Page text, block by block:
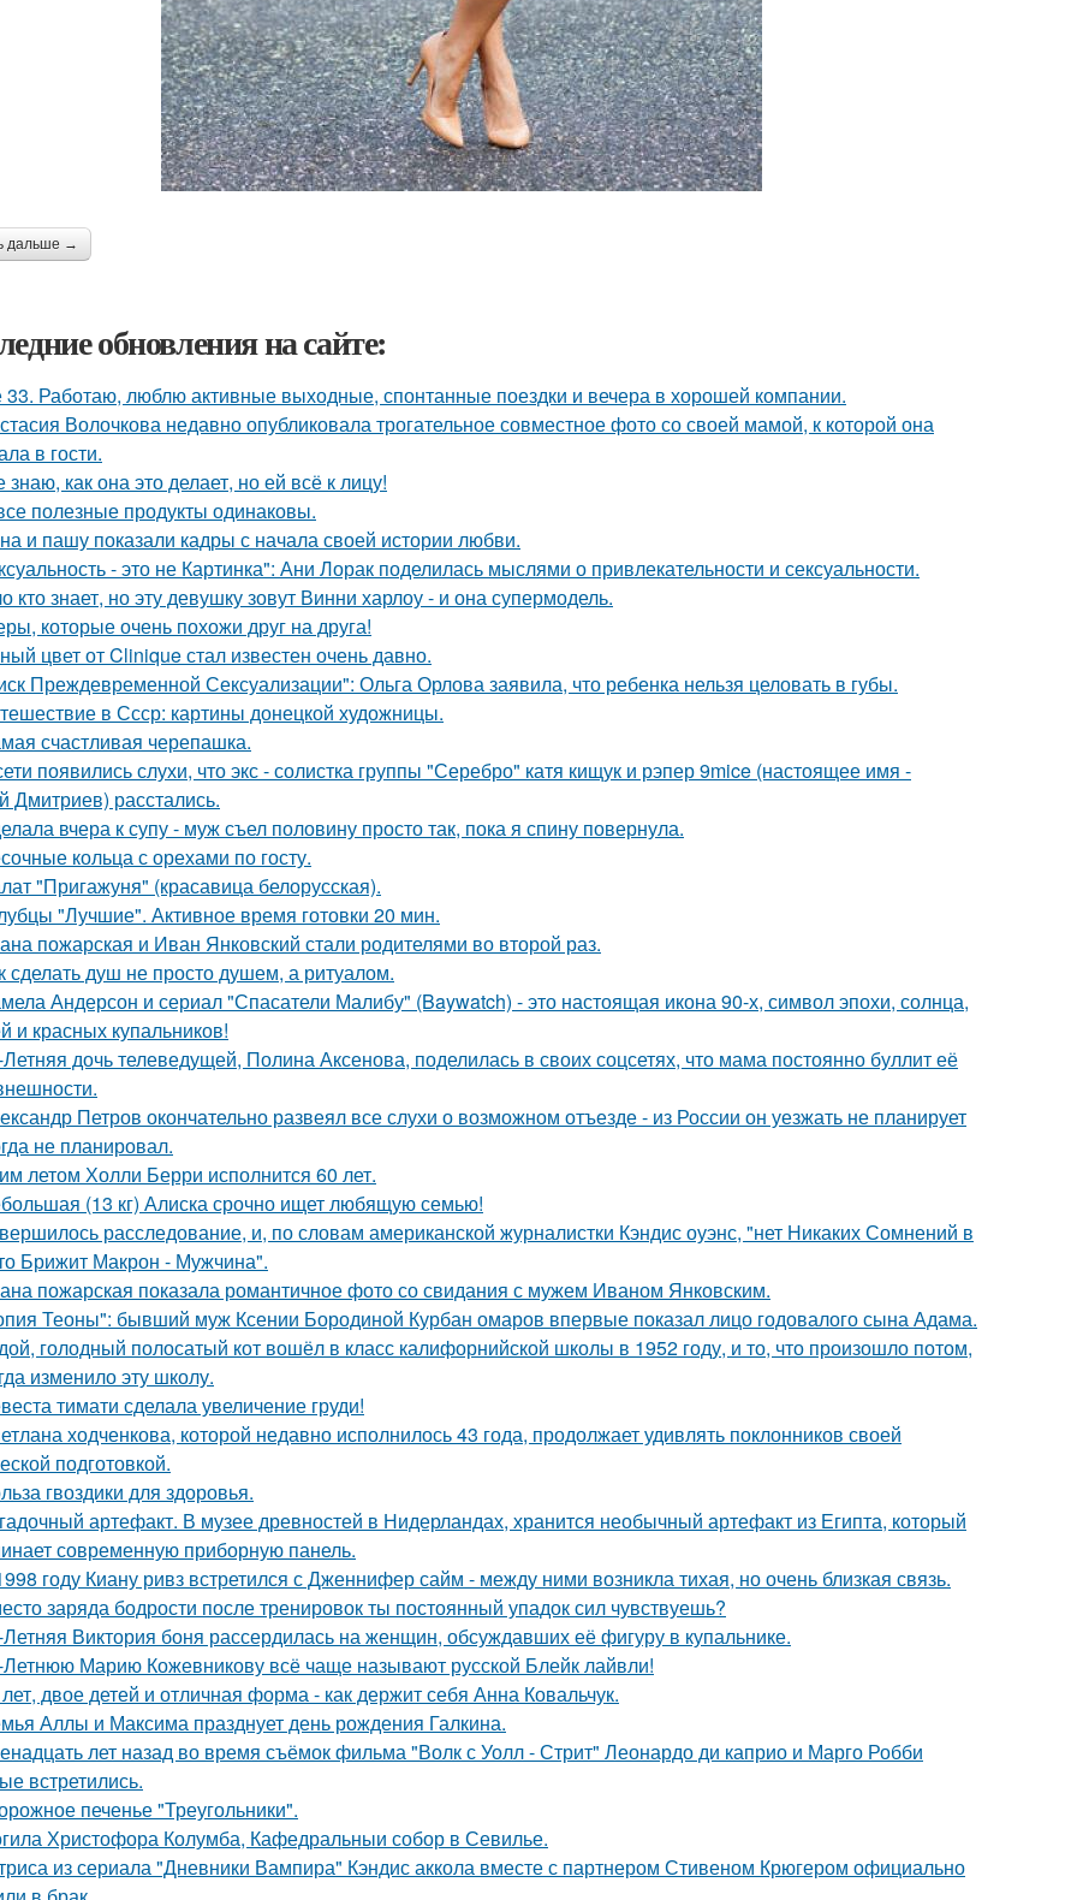
дальше →
обновления на сайте:
Работаю, люблю активные выходные, спонтанные поездки и вечера в хорошей компании.
Волочкова недавно опубликовала трогательное совместное фото со своей мамой, к которой она
в гости.
знаю, как она это делает, но ей всё к лицу!
полезные продукты одинаковы.
и пашу показали кадры с начала своей истории любви.
- это не Картинка": Ани Лорак поделилась мыслями о привлекательности и сексуальности.
кто знает, но эту девушку зовут Винни харлоу - и она супермодель.
которые очень похожи друг на друга!
цвет от Clinique стал известен очень давно.
Преждевременной Сексуализации": Ольга Орлова заявила, что ребенка нельзя целовать в губы.
в Ссср: картины донецкой художницы.
счастливая черепашка.
появились слухи, что экс - солистка группы "Серебро" катя кищук и рэпер 9mice (настоящее имя -
Дмитриев) расстались.
вчера к супу - муж съел половину просто так, пока я спину повернула.
кольца с орехами по госту.
"Пригажуня" (красавица белорусская).
"Лучшие". Активное время готовки 20 мин.
пожарская и Иван Янковский стали родителями во второй раз.
сделать душ не просто душем, а ритуалом.
Андерсон и сериал "Спасатели Малибу" (Baywatch) - это настоящая икона 90-х, символ эпохи, солнца,
и красных купальников!
дочь телеведущей, Полина Аксенова, поделилась в своих соцсетях, что мама постоянно буллит её
Петров окончательно развеял все слухи о возможном отъезде - из России он уезжать не планирует
не планировал.
летом Холли Берри исполнится 60 лет.
(13 кг) Алиска срочно ищет любящую семью!
расследование, и, по словам американской журналистки Кэндис оуэнс, "нет Никаких Сомнений в
Брижит Макрон - Мужчина".
пожарская показала романтичное фото со свидания с мужем Иваном Янковским.
Теоны": бывший муж Ксении Бородиной Курбан омаров впервые показал лицо годовалого сына Адама.
голодный полосатый кот вошёл в класс калифорнийской школы в 1952 году, и то, что произошло потом,
изменило эту школу.
тимати сделала увеличение груди!
ходченкова, которой недавно исполнилось 43 года, продолжает удивлять поклонников своей
подготовкой.
гвоздики для здоровья.
артефакт. В музее древностей в Нидерландах, хранится необычный артефакт из Египта, который
современную приборную панель.
году Киану ривз встретился с Дженнифер сайм - между ними возникла тихая, но очень близкая связь.
заряда бодрости после тренировок ты постоянный упадок сил чувствуешь?
Виктория боня рассердилась на женщин, обсуждавших её фигуру в купальнике.
Марию Кожевникову всё чаще называют русской Блейк лайвли!
двое детей и отличная форма - как держит себя Анна Ковальчук.
Аллы и Максима празднует день рождения Галкина.
лет назад во время съёмок фильма "Волк с Уолл - Стрит" Леонардо ди каприо и Марго Робби
встретились.
печенье "Треугольники".
Христофора Колумба, Кафедральныи собор в Севилье.
из сериала "Дневники Вампира" Кэндис аккола вместе с партнером Стивеном Крюгером официально